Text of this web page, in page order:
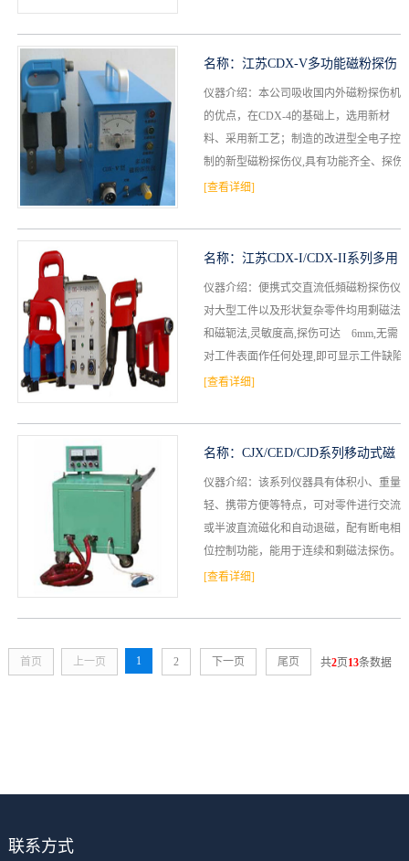
名称： 江苏CDX-V多功能磁粉探伤
仪
仪器介绍：本公司吸收国内外磁粉探伤机
的优点，在CDX-4的基础上，选用新材
料、采用新工艺；制造的改进型全电子控
制的新型磁粉探伤仪,具有功能齐全、探伤
速度快、检测灵敏度高、操作简便、故障
[查看详细]
名称： 江苏CDX-I/CDX-II系列多用
磁粉探伤仪
仪器介绍：便携式交直流低頻磁粉探伤仪
对大型工件以及形状复杂零件均用剩磁法
和磁轭法,灵敏度高,探伤可达 6mm,无需
对工件表面作任何处理,即可显示工件缺陷
和细小裂纹.本产品电器元件采用进口元
[查看详细]
名称： CJX/CED/CJD系列移动式磁
粉探伤仪
仪器介绍：该系列仪器具有体积小、重量
轻、携带方便等特点，可对零件进行交流
或半波直流磁化和自动退磁，配有断电相
位控制功能，能用于连续和剩磁法探伤。
适用于航空、航天、机械、船舶和压力容
[查看详细]
首页 上一页 1 2 下一页 尾页 共2页13条数据
联系方式